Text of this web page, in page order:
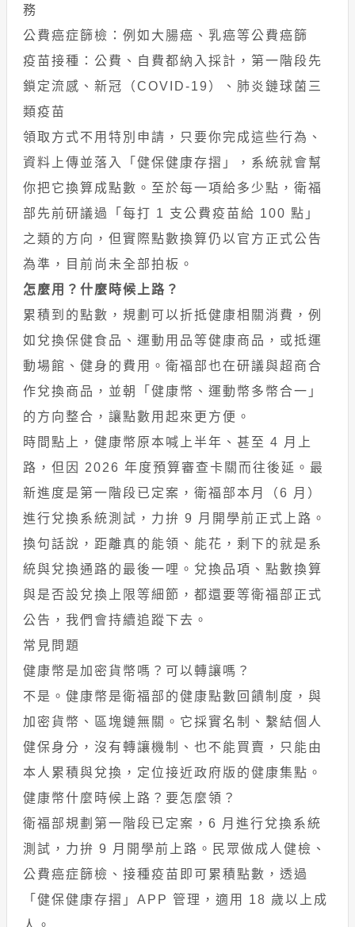
務
公費癌症篩檢：例如大腸癌、乳癌等公費癌篩
疫苗接種：公費、自費都納入採計，第一階段先
鎖定流感、新冠（COVID-19）、肺炎鏈球菌三
類疫苗
領取方式不用特別申請，只要你完成這些行為、
資料上傳並落入「健保健康存摺」，系統就會幫
你把它換算成點數。至於每一項給多少點，衛福
部先前研議過「每打 1 支公費疫苗給 100 點」
之類的方向，但實際點數換算仍以官方正式公告
為準，目前尚未全部拍板。
怎麼用？什麼時候上路？
累積到的點數，規劃可以折抵健康相關消費，例
如兌換保健食品、運動用品等健康商品，或抵運
動場館、健身的費用。衛福部也在研議與超商合
作兌換商品，並朝「健康幣、運動幣多幣合一」
的方向整合，讓點數用起來更方便。
時間點上，健康幣原本喊上半年、甚至 4 月上
路，但因 2026 年度預算審查卡關而往後延。最
新進度是第一階段已定案，衛福部本月（6 月）
進行兌換系統測試，力拚 9 月開學前正式上路。
換句話說，距離真的能領、能花，剩下的就是系
統與兌換通路的最後一哩。兌換品項、點數換算
與是否設兌換上限等細節，都還要等衛福部正式
公告，我們會持續追蹤下去。
常見問題
健康幣是加密貨幣嗎？可以轉讓嗎？
不是。健康幣是衛福部的健康點數回饋制度，與
加密貨幣、區塊鏈無關。它採實名制、繫結個人
健保身分，沒有轉讓機制、也不能買賣，只能由
本人累積與兌換，定位接近政府版的健康集點。
健康幣什麼時候上路？要怎麼領？
衛福部規劃第一階段已定案，6 月進行兌換系統
測試，力拚 9 月開學前上路。民眾做成人健檢、
公費癌症篩檢、接種疫苗即可累積點數，透過
「健保健康存摺」APP 管理，適用 18 歲以上成